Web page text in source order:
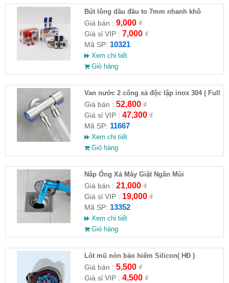
Bút lông dầu đầu to 7mm nhanh khô
Giá bán : 9,000₫
Giá sỉ VIP : 7,000₫
Mã SP: 10321
Xem chi tiết
Giỏ hàng
Van nước 2 cổng xả độc lập inox 304 ( Full
VAT )
Giá bán : 52,800₫
Giá sỉ VIP : 47,300₫
Mã SP: 11667
Xem chi tiết
Giỏ hàng
Nắp Ống Xả Máy Giặt Ngăn Mùi
Giá bán : 21,000₫
Giá sỉ VIP : 19,000₫
Mã SP: 13352
Xem chi tiết
Giỏ hàng
Lót mũ nón bảo hiểm Silicon( HĐ )
Giá bán : 5,500₫
Giá sỉ VIP : 4,500₫